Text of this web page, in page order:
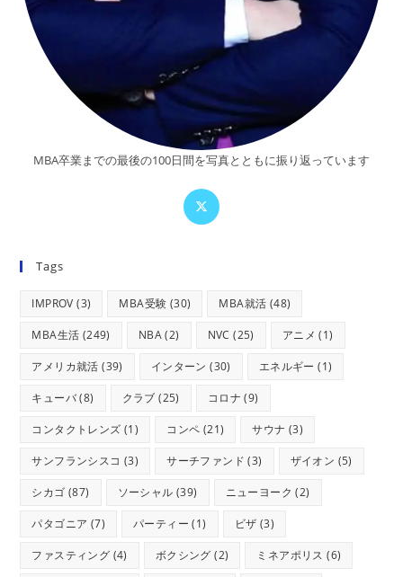
MBA卒業までの最後の100日間を写真とともに振り返っています
Tags
IMPROV (3) MBA受験 (30) MBA就活 (48)
MBA生活 (249) NBA(2) NVC (25) アニメ (1)
アメリカ就活 (39) インターン (30) エネルギー (1)
キューバ(8) クラブ (25) コロナ (9)
コンタクトレンズ (1) コンペ (21) サウナ (3)
サンフランシスコ (3) サーチファンド (3) ザイオン (5)
シカゴ (87) ソーシャル (39) ニューヨーク (2)
パタゴニア (7) パーティー (1) ビザ (3)
ファスティング (4) ボクシング (2) ミネアポリス (6)